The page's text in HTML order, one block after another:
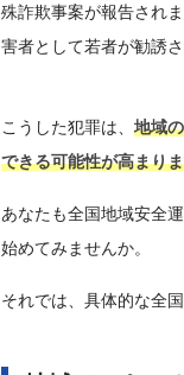
殊詐欺事案が報告され
害者として若者が勧誘
こうした犯罪は、 地域
できる可能性が高まり
あなたも全国地域安全
始めてみませんか。
それでは、具体的な全